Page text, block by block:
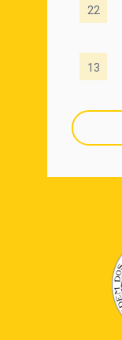
22
13